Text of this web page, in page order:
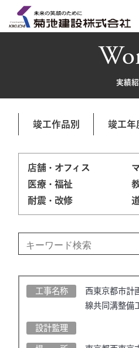
実績
竣工作品別 竣工年
店舗・オフィス
医療・福祉
耐震・改修
工事名称
西東京都市計
線共同溝整備
設計監理